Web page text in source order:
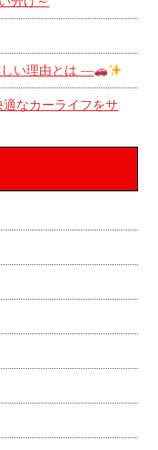
い理由とは ―
なカーライフをサ